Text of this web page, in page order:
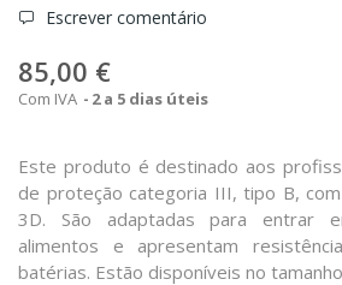
Escrever comentário
85,00 €
Com IVA 2 a 5 dias úteis
Este produto é destinado aos
de proteção categoria III, tipo B,
3D. São adaptadas para entrar
alimentos e apresentam
batérias. Estão disponíveis no